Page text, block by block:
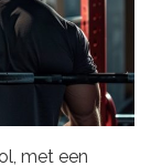
met een